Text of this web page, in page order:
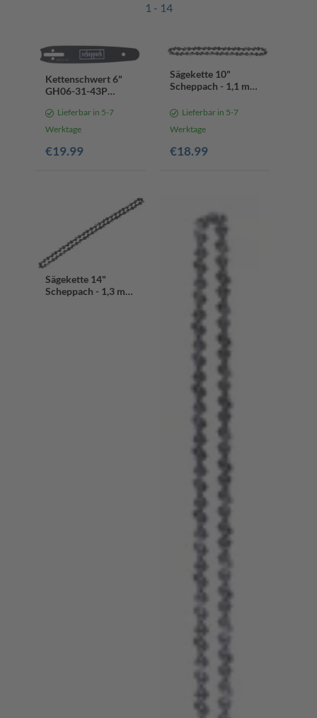
1 - 14
Kettenschwert 6"
GH06-31-43P
Lieferbar in 5-7
Werktage
€19.99
Sägekette 10"
Scheppach - 1,1 mm
Treibglieder |
cm / 10"
Lieferbar in 5-7
Werktage
€18.99
Sägekette 14"
Scheppach - 1,3 mm